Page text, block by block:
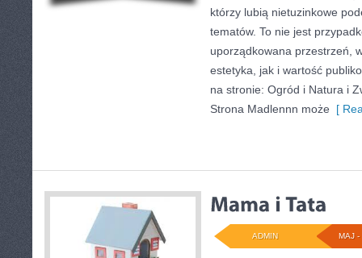
którzy lubią nietuzinkowe
tematów. To nie jest
uporządkowana przestrzeń,
estetyka, jak i wartość
na stronie: Ogród i Natura i
Strona Madlennn może [
MAJ -
ADMIN